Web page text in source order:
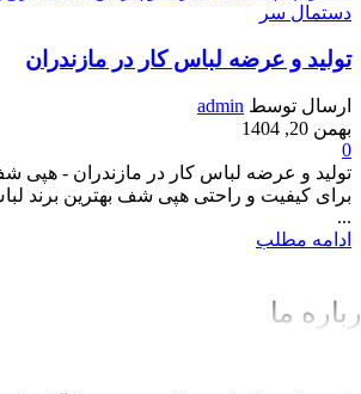
دستمال سر
تولید و عرضه لباس کار در مازندران
ارسال توسط admin
بهمن 20, 1404
0
تولید و عرضه لباس کار در مازندران - هپی
برای کیفیت و راحتی هپی شف بهترین برند
...
ادامه مطلب
ما